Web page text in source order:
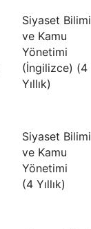
Siyaset Bilimi
ve Kamu
Yönetimi
(İngilizce) (4
Yıllık)
Siyaset Bilimi
ve Kamu
Yönetimi
(4 Yıllık)